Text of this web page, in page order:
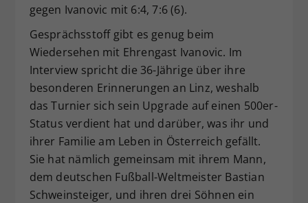
gegen Ivanovic mit 6:4, 7:6 (6).
Gesprächsstoff gibt es genug beim
Wiedersehen mit Ehrengast Ivanovic. Im
Interview spricht die 36-Jährige über ihre
besonderen Erinnerungen an Linz, weshalb
das Turnier sich sein Upgrade auf einen 500er-
Status verdient hat und darüber, was ihr und
ihrer Familie am Leben in Österreich gefällt.
Sie hat nämlich gemeinsam mit ihrem Mann,
dem deutschen Fußball-Weltmeister Bastian
Schweinsteiger, und ihren drei Söhnen ein